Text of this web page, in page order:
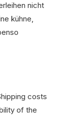
nicht
kühne,
costs
of the